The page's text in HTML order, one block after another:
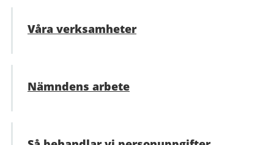
Våra verksamheter
Nämndens arbete